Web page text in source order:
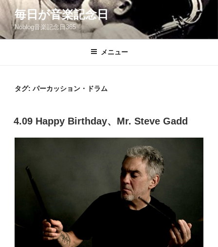
コ
テ
ン
毎日が音楽記念日
Noblog音楽記念日365
メニュー
タグ: パーカッション・ドラム
投
稿
4.09 Happy Birthday、Mr. Steve Gadd